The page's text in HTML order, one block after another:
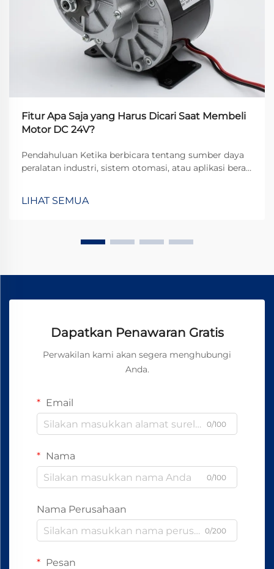
Fitur Apa Saja yang Harus Dicari Saat Membeli
Motor DC 24V?
Pendahuluan Ketika berbicara tentang sumber daya
peralatan industri, sistem otomasi, atau aplikasi berat,
dan keamanan. Namun, memilih motor yang tepat...
LIHAT SEMUA
Dapatkan Penawaran Gratis
Perwakilan kami akan segera menghubungi
Anda.
Email
0/100
Nama
0/100
Nama Perusahaan
0/200
Pesan